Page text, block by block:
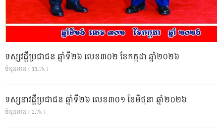
ទស្សវដ្តីប្រជាជន ឆ្នាំទី២៦ លេខ៣០២ ខែកក្កដា ឆ្នាំ២០២៦
ចំនួនអាន ( 11.7k )
ទស្សនាវដ្ដីប្រជាជន ឆ្នាំទី២៦ លេខ៣០១ ខែមិថុនា ឆ្នាំ២០២៦
ចំនួនអាន ( 2.7k )